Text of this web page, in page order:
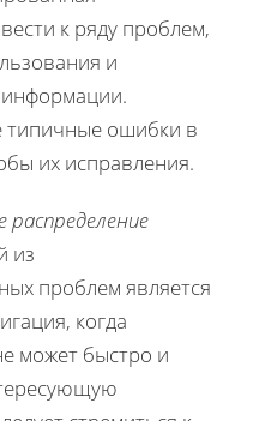
к ряду проблем,
и
типичные ошибки в
их исправления.
распределение
из
проблем является
когда
может быстро и